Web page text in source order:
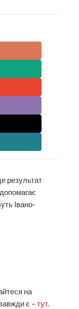
результат
Івано-
на
є –тут.